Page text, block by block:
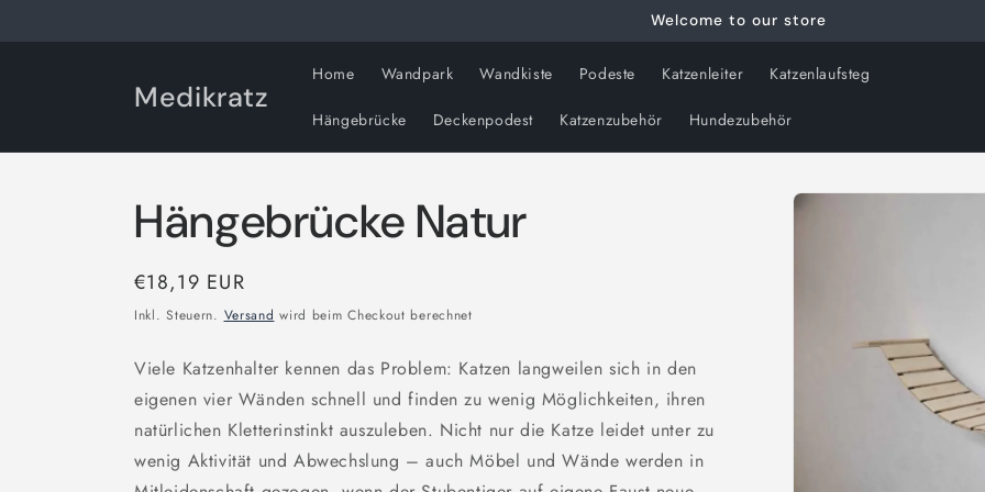
Inhalt
Welcome to our store
Medikratz
Home Wandpark Wandkiste Podeste Katzenleiter Katzenlaufsteg
Hängebrücke Deckenpodest Katzenzubehör Hundezubehör
Zu
Produktinformationen
Hängebrücke Natur
Normaler
Preis
€18,19 EUR
Inkl. Steuern. Versand wird beim Checkout berechnet
Viele Katzenhalter kennen das Problem: Katzen langweilen sich in den
eigenen vier Wänden schnell und finden zu wenig Möglichkeiten, ihren
natürlichen Kletterinstinkt auszuleben. Nicht nur die Katze leidet unter zu
wenig Aktivität und Abwechslung – auch Möbel und Wände werden in